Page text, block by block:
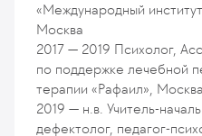
«Международный
Москва
2017 — 2019 Психолог,
по поддержке лечебной
терапии «Рафаил», Москва
2019 — н.в. Учитель-
дефектолог, педагог-